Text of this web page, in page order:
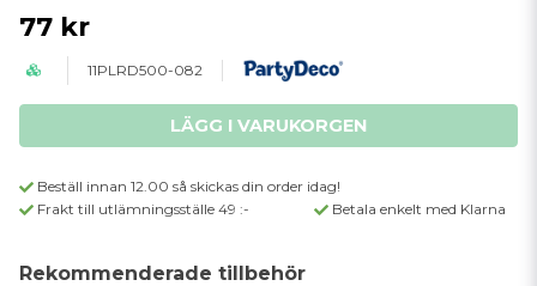
77 kr
11PLRD500-082
LÄGG I VARUKORGEN
Beställ innan 12.00 så skickas din order idag!
Frakt till utlämningsställe 49 :-
Betala enkelt med Klarna
Rekommenderade tillbehör